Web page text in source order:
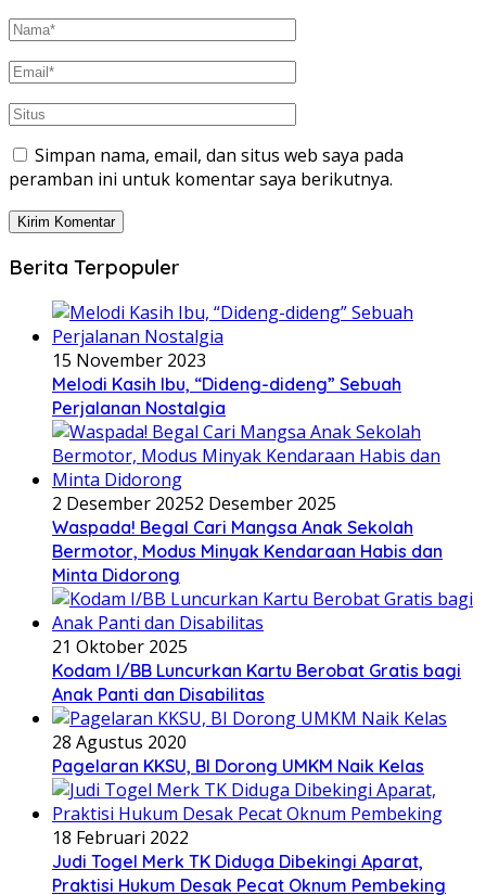
Simpan nama, email, dan situs web saya pada
peramban ini untuk komentar saya berikutnya.
Berita Terpopuler
15 November 2023
Melodi Kasih Ibu, “Dideng-dideng” Sebuah
Perjalanan Nostalgia
2 Desember 20252 Desember 2025
Waspada! Begal Cari Mangsa Anak Sekolah
Bermotor, Modus Minyak Kendaraan Habis dan
Minta Didorong
21 Oktober 2025
Kodam I/BB Luncurkan Kartu Berobat Gratis bagi
Anak Panti dan Disabilitas
28 Agustus 2020
Pagelaran KKSU, BI Dorong UMKM Naik Kelas
18 Februari 2022
Judi Togel Merk TK Diduga Dibekingi Aparat,
Praktisi Hukum Desak Pecat Oknum Pembeking